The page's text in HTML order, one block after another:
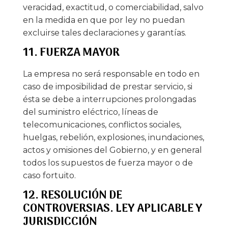
veracidad, exactitud, o comerciabilidad, salvo
en la medida en que por ley no puedan
excluirse tales declaraciones y garantías.
11. FUERZA MAYOR
La empresa no será responsable en todo en
caso de imposibilidad de prestar servicio, si
ésta se debe a interrupciones prolongadas
del suministro eléctrico, líneas de
telecomunicaciones, conflictos sociales,
huelgas, rebelión, explosiones, inundaciones,
actos y omisiones del Gobierno, y en general
todos los supuestos de fuerza mayor o de
caso fortuito.
12. RESOLUCIÓN DE
CONTROVERSIAS. LEY APLICABLE Y
JURISDICCIÓN